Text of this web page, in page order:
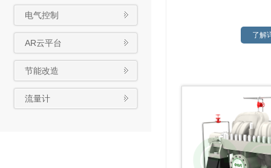
门
电气控制
AR云平台
节能改造
流量计
了解